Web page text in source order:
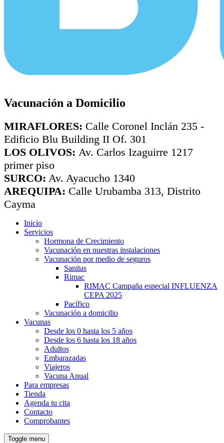
Vacunación a Domicilio
MIRAFLORES: Calle Coronel Inclán 235 -
Edificio Blu Building II Of. 301
LOS OLIVOS: Av. Carlos Izaguirre 1217
primer piso
SURCO: Av. Ayacucho 1340
AREQUIPA: Calle Urubamba 313, Distrito
Cayma
Inicio
Servicios
Hormona de Crecimiento
Vacunación en nuestras instalaciones
Vacunación por medio de seguros
Sanitas
Rimac
RIMAC Campaña especial INFLUENZA
CEPA 2025
Pacífico
Vacunación a domicilio
Vacunas
Desde los 0 hasta los 5 años
Desde los 6 hasta los 18 años
Adultos
Embarazadas
Viajeros
Vacuna Anual
Para empresas
Tienda
Agenda tu cita
Contacto
Comprobantes
Toggle menu